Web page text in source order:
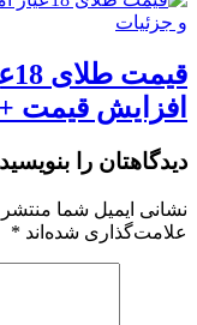
افزایش قیمت
دیدگاهتان را بنویسید
نشانی ایمیل شما
علامت‌گذاری شده‌اند *